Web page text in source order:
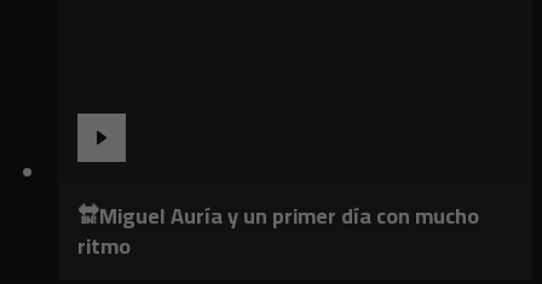
🔛Miguel Auría y un primer día con mucho
ritmo